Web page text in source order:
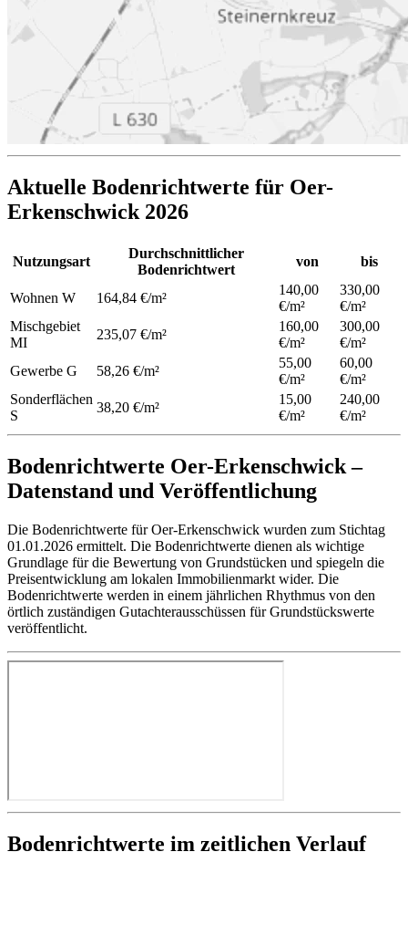
Aktuelle Bodenrichtwerte für Oer-
Erkenschwick 2026
Nutzungsart
Durchschnittlicher
Bodenrichtwert
von bis
Wohnen W 164,84 €/m²
140,00
€/m²
330,00
€/m²
Mischgebiet
MI
235,07 €/m²
160,00
€/m²
300,00
€/m²
Gewerbe G 58,26 €/m²
55,00
€/m²
60,00
€/m²
Sonderflächen
S
38,20 €/m²
15,00
€/m²
240,00
€/m²
Bodenrichtwerte Oer-Erkenschwick –
Datenstand und Veröffentlichung
Die Bodenrichtwerte für Oer-Erkenschwick wurden zum Stichtag
01.01.2026 ermittelt. Die Bodenrichtwerte dienen als wichtige
Grundlage für die Bewertung von Grundstücken und spiegeln die
Preisentwicklung am lokalen Immobilienmarkt wider. Die
Bodenrichtwerte werden in einem jährlichen Rhythmus von den
örtlich zuständigen Gutachterausschüssen für Grundstückswerte
veröffentlicht.
Bodenrichtwerte im zeitlichen Verlauf